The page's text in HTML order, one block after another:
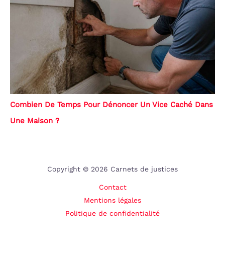
Combien De Temps Pour Dénoncer Un Vice Caché Dans
Une Maison ?
Copyright © 2026 Carnets de justices
Contact
Mentions légales
Politique de confidentialité